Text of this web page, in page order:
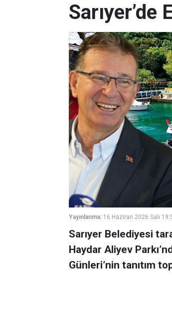
Sarıyer’de
Yayınlanma: 16 Haziran 2026 Salı
Sarıyer Belediyesi
Haydar Aliyev
Günleri’nin tanıtım